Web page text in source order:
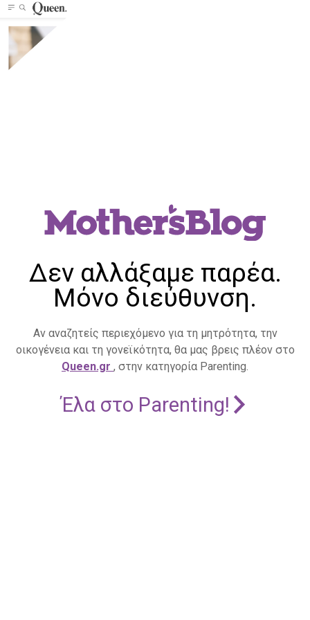
Δεν αλλάξαμε παρέα.
Μόνο διεύθυνση.
Αν αναζητείς περιεχόμενο για τη μητρότητα, την
οικογένεια και τη γονεϊκότητα, θα μας βρεις πλέον στο
Queen.gr , στην κατηγορία Parenting.
Έλα στο Parenting!